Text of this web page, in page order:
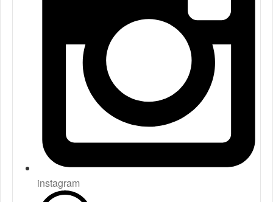
instagram